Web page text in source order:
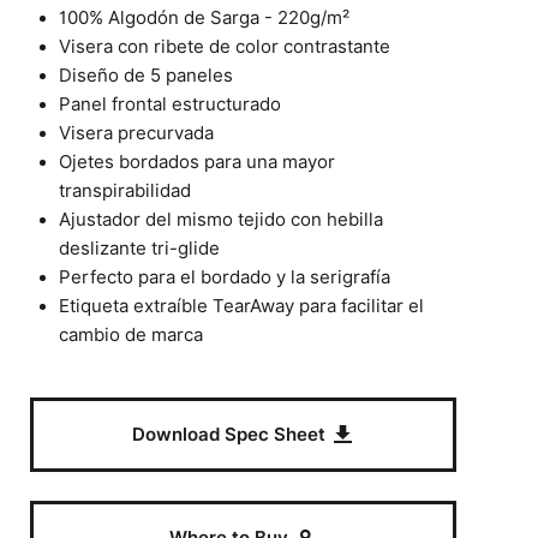
100% Algodón de Sarga - 220g/m²
Visera con ribete de color contrastante
Diseño de 5 paneles
Panel frontal estructurado
Visera precurvada
Ojetes bordados para una mayor
transpirabilidad
Ajustador del mismo tejido con hebilla
deslizante tri-glide
Perfecto para el bordado y la serigrafía
Etiqueta extraíble TearAway para facilitar el
cambio de marca
Download Spec Sheet